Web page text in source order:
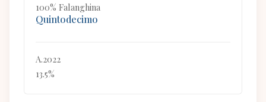
100% Falanghina
Quintodecimo
A.2022
13.5%